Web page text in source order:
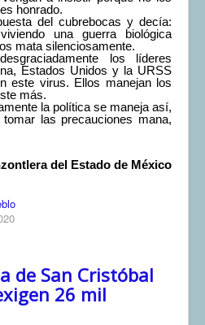
honrado.
del cubrebocas y decía:
una guerra biológica
mata silenciosamente.
los líderes
Estados Unidos y la URSS
este virus. Ellos manejan los
más.
la política se maneja así,
las precauciones mana,
del Estado de México
de San Cristóbal
26 mil